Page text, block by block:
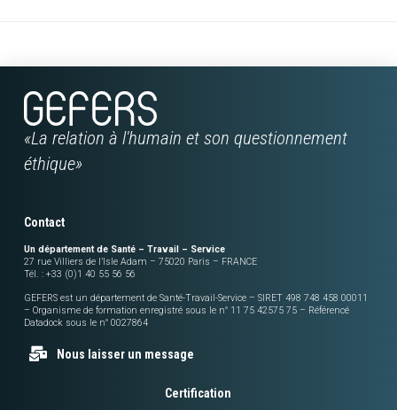
«La relation à l'humain et son questionnement
éthique»
Contact
Un département de Santé – Travail – Service
27 rue Villiers de l’Isle Adam – 75020 Paris – FRANCE
Tél. : +33 (0)1 40 55 56 56
GEFERS est un département de Santé-Travail-Service – SIRET 498 748 458 00011
– Organisme de formation enregistré sous le n° 11 75 42575 75 – Référencé
Datadock sous le n° 0027864
Nous laisser un message
Certification